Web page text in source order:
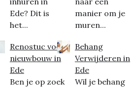
Ede? Dit is
het...
Renostuc voor
nieuwbouw in
Ede
Ben je op zoek
manier om je
muren...
Behang
Verwijderen in
Ede
Wil je behang